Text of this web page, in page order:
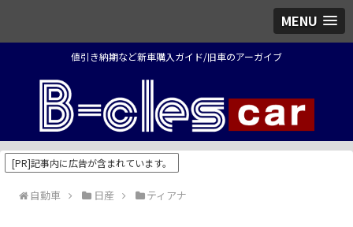
MENU
値引き納期など新車購入ガイド/旧車のアーガイブ
[PR]記事内に広告が含まれています。
自動車 日産 ティアナ